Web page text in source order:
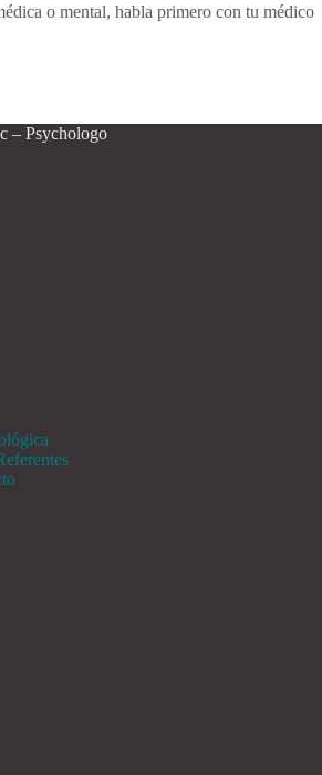
o mental, habla primero con tu médico
– Psychologo